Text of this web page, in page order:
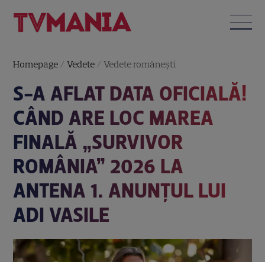
Homepage /Vedete /Vedete româneşti
S-A AFLAT DATA OFICIALĂ!
CÂND ARE LOC MAREA
FINALĂ „SURVIVOR
ROMÂNIA” 2026 LA
ANTENA 1. ANUNȚUL LUI
ADI VASILE